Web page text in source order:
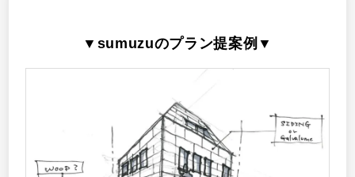
▼sumuzuのプラン提案例▼